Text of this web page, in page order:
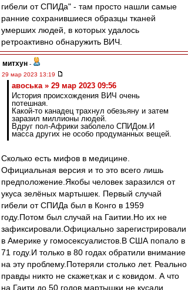
гибели от СПИДа" - там просто нашли самые
ранние сохранившиеся образцы тканей
умерших людей, в которых удалось
ретроактивно обнаружить ВИЧ.
митхун -
29 мар 2023 13:19
авоська » 29 мар 2023 09:56
История происхождения ВИЧ очень
потешная.
Какой-то канадец трахнул обезьяну и затем
заразил миллионы людей.
Вдруг пол-Африки заболело СПИДом.И
масса других не особо продуманных вещей.
Сколько есть мифов в медицине.
Официальная версия и то это всего лишь
предположение.Якобы человек заразился от
укуса зелёных мартышек. Первый случай
гибели от СПИДа был в Конго в 1959
году.Потом был случай на Гаитии.Но их не
зафиксировали.Официально зарегистрировали
в Америке у гомосексуалистов.В США попало в
71 году.И только в 80 годах обратили внимание
на эту проблему.Потеряли столько лет. Реально
правды никто не скажет,как и с ковидом. А что
на Гаити до 50 годов мартышки не кусали